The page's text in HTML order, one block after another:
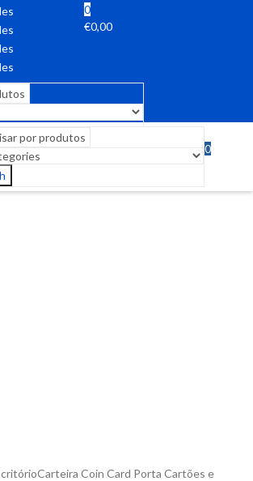
0
€0,00
0
Carteira Coin Card Porta Cartões e